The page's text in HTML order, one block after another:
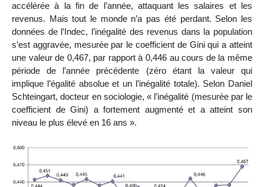
accélérée à la fin de l’année, attaquant les salaires et les
revenus. Mais tout le monde n’a pas été perdant. Selon les
données de l’Indec, l’inégalité des revenus dans la population
s’est aggravée, mesurée par le coefficient de Gini qui a atteint
une valeur de 0,467, par rapport à 0,446 au cours de la même
période de l’année précédente (zéro étant la valeur qui
implique l’égalité absolue et un l’inégalité totale). Selon Daniel
Schteingart, docteur en sociologie, « l’inégalité (mesurée par le
coefficient de Gini) a fortement augmenté et a atteint son
niveau le plus élevé en 16 ans ».